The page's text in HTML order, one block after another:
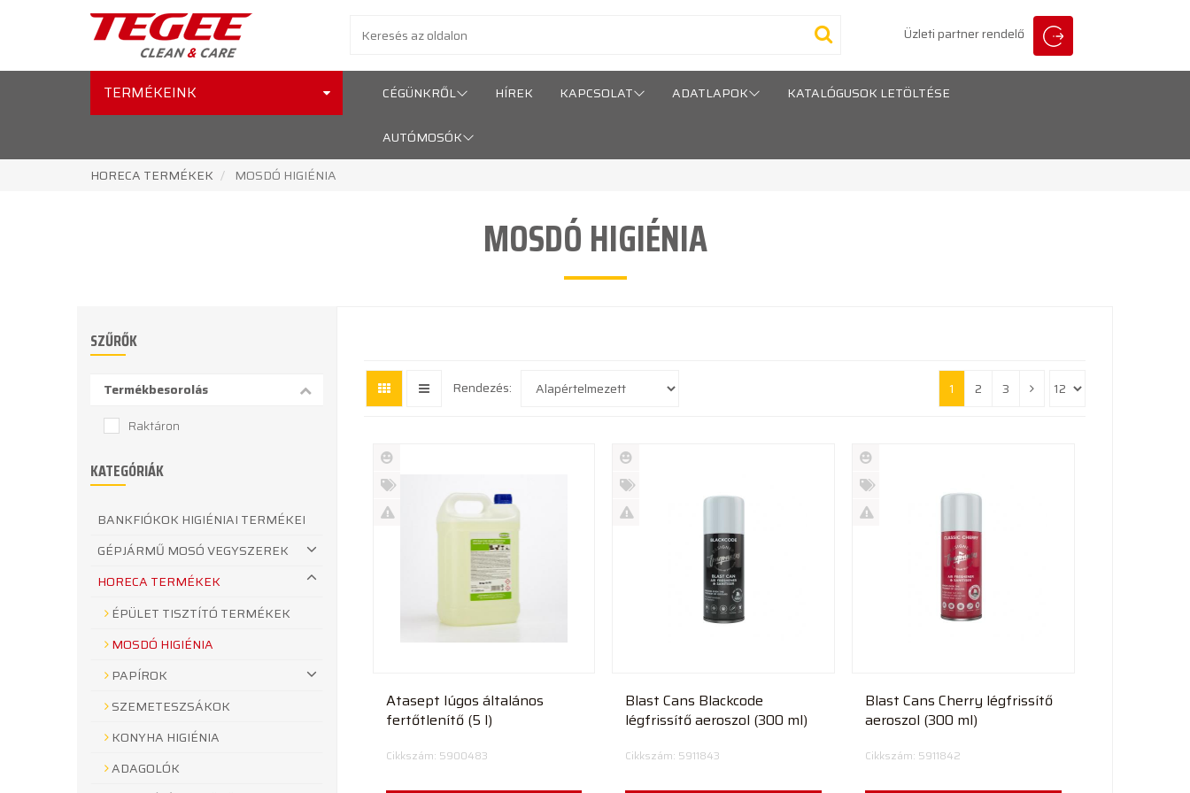
Üzleti partner rendelő
TERMÉKEINK CÉGÜNKRŐL HÍREK KAPCSOLAT ADATLAPOK KATALÓGUSOK LETÖLTÉSE
AUTÓMOSÓK
HORECA TERMÉKEK
MOSDÓ HIGIÉNIA
MOSDÓ HIGIÉNIA
SZŰRŐK
Termékbesorolás
Raktáron
KATEGÓRIÁK
BANKFIÓKOK HIGIÉNIAI TERMÉKEI
GÉPJÁRMŰ MOSÓ VEGYSZEREK
HORECA TERMÉKEK
ÉPÜLET TISZTÍTÓ TERMÉKEK
MOSDÓ HIGIÉNIA
PAPÍROK
SZEMETESZSÁKOK
KONYHA HIGIÉNIA
ADAGOLÓK
Rendezés: 1 2 3
Új
termék
%
Atasept lúgos általános
fertőtlenítő (5 l)
Cikkszám: 5900483
Új
termék
%
Blast Cans Blackcode
légfrissítő aeroszol (300 ml)
Cikkszám: 5911843
Új
termék
%
Blast Cans Cherry légfrissítő
aeroszol (300 ml)
Cikkszám: 5911842